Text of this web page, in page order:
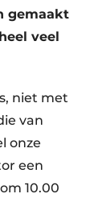
gemaakt
veel
niet met
van
onze
een
10.00